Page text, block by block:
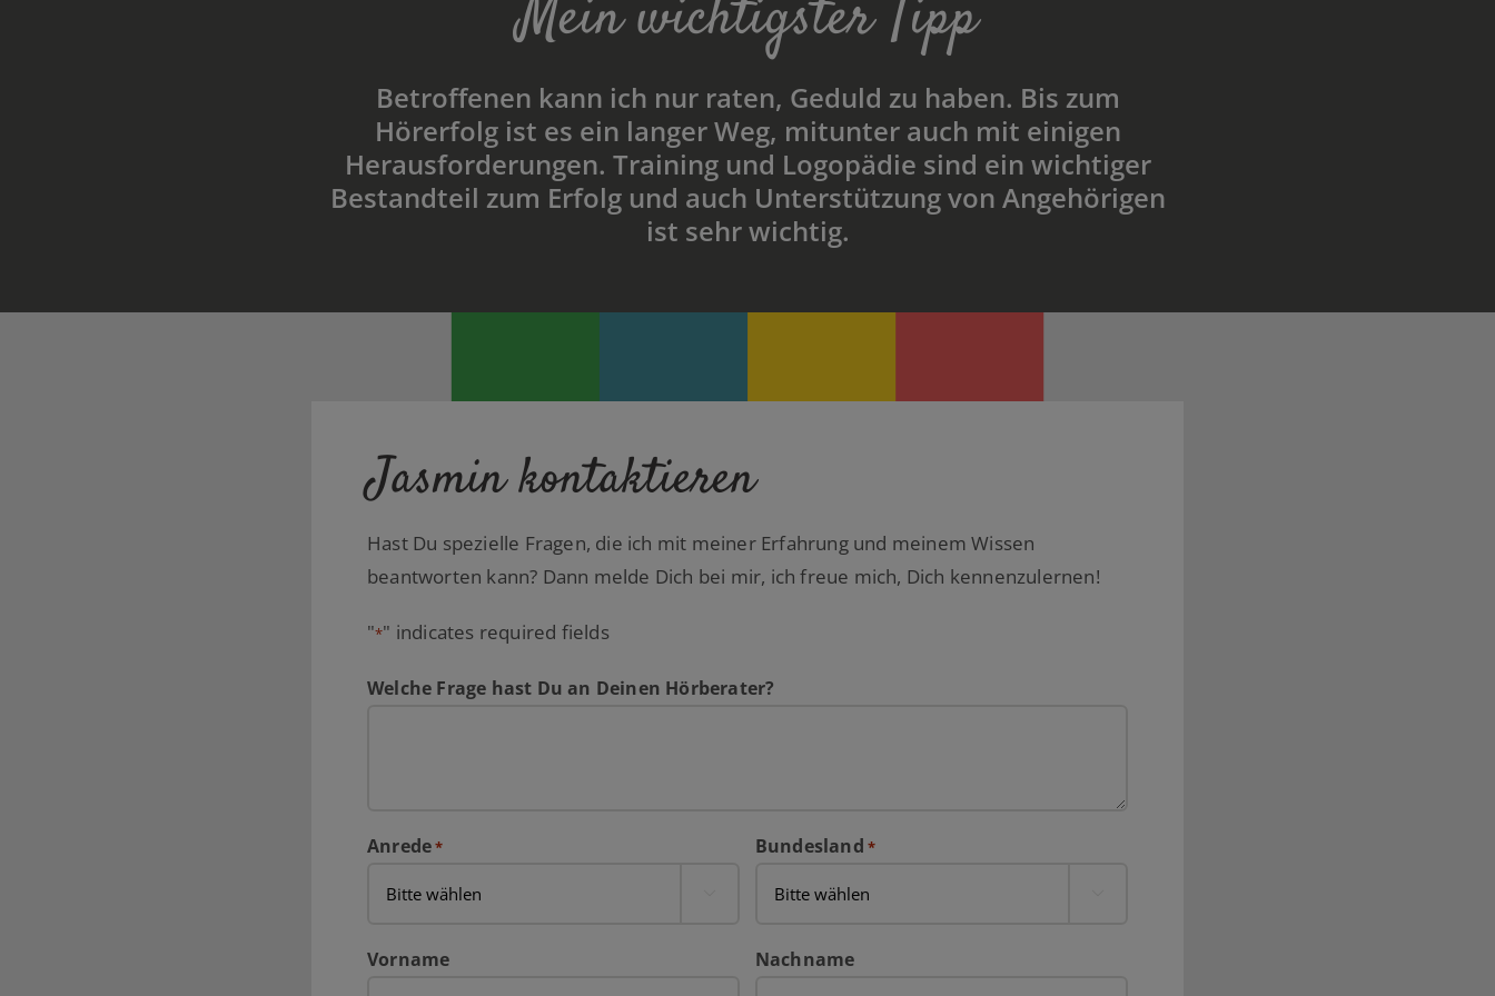
Mein wichtigster Tipp
Betroffenen kann ich nur raten, Geduld zu haben. Bis zum
Hörerfolg ist es ein langer Weg, mitunter auch mit einigen
Herausforderungen. Training und Logopädie sind ein wichtiger
Bestandteil zum Erfolg und auch Unterstützung von Angehörigen
ist sehr wichtig.
Jasmin kontaktieren
Hast Du spezielle Fragen, die ich mit meiner Erfahrung und meinem Wissen
beantworten kann? Dann melde Dich bei mir, ich freue mich, Dich kennenzulernen!
"*" indicates required fields
Welche Frage hast Du an Deinen Hörberater?
Anrede* Bundesland *
Vorname Nachname